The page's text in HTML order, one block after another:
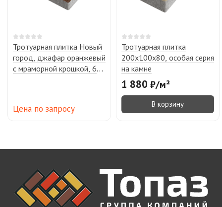
Тротуарная плитка Новый
город, джафар оранжевый
с мраморной крошкой, 6
Цена по запросу
Тротуарная плитка
200х100х80, особая серия
на камне
1 880 ₽/м²
В корзину